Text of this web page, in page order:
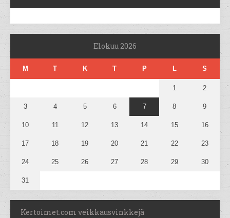
Elokuu 2026
M T K T P L S
1 2
3 4 5 6 7 8 9
10 11 12 13 14 15 16
17 18 19 20 21 22 23
24 25 26 27 28 29 30
31
Kertoimet.com veikkausvinkkejä